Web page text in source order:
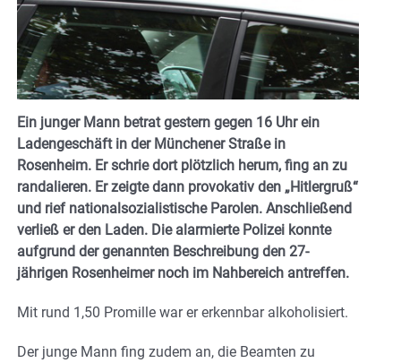
Ein junger Mann betrat gestern gegen 16 Uhr ein
Ladengeschäft in der Münchener Straße in
Rosenheim. Er schrie dort plötzlich herum, fing an zu
randalieren. Er zeigte dann provokativ den „Hitlergruß“
und rief nationalsozialistische Parolen. Anschließend
verließ er den Laden. Die alarmierte Polizei konnte
aufgrund der genannten Beschreibung den 27-
jährigen Rosenheimer noch im Nahbereich antreffen.
Mit rund 1,50 Promille war er erkennbar alkoholisiert.
Der junge Mann fing zudem an, die Beamten zu